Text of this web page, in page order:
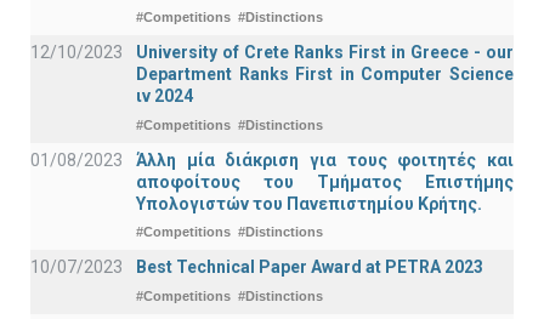
#Competitions #Distinctions
12/10/2023
University of Crete Ranks First in Greece - our
Department Ranks First in Computer Science
ιν 2024
#Competitions #Distinctions
01/08/2023
Άλλη μία διάκριση για τους φοιτητές και
αποφοίτους του Τμήματος Επιστήμης
Υπολογιστών του Πανεπιστημίου Κρήτης.
#Competitions #Distinctions
10/07/2023 Best Technical Paper Award at PETRA 2023
#Competitions #Distinctions